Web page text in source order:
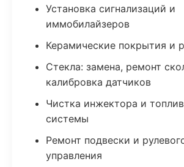
Установка сигнализаций и
иммобилайзеров
Керамические покрытия и
Стекла: замена, ремонт
калибровка датчиков
Чистка инжектора и
системы
Ремонт подвески и
управления